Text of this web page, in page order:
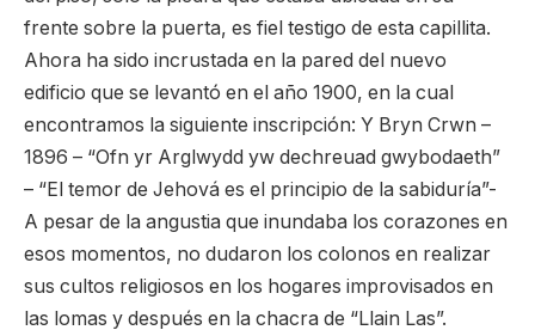
frente sobre la puerta, es fiel testigo de esta capillita.
Ahora ha sido incrustada en la pared del nuevo
edificio que se levantó en el año 1900, en la cual
encontramos la siguiente inscripción: Y Bryn Crwn –
1896 – “Ofn yr Arglwydd yw dechreuad gwybodaeth”
– “El temor de Jehová es el principio de la sabiduría”-
A pesar de la angustia que inundaba los corazones en
esos momentos, no dudaron los colonos en realizar
sus cultos religiosos en los hogares improvisados en
las lomas y después en la chacra de “Llain Las”.